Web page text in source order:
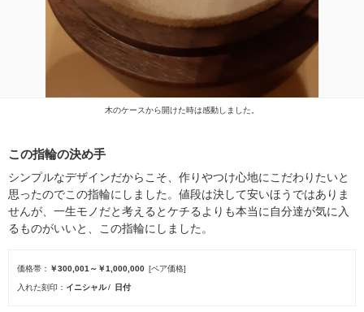
木のケースから開けた時は感動しました。
この指輪の決め手
シンプルなデザインだからこそ、作りやつけ心地にこだわりたいと
思ったのでこの指輪にしました。値段は決して安いほうではありま
せんが、一生モノだと考えるとケチるよりも本当に自分達が気に入
るものがいいと、この指輪にしました。
価格帯 ￥300,001～￥1,000,000 [ペア価格]
入れた刻印 イニシャル 日付